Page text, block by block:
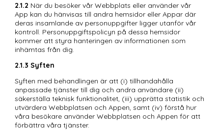
2.1.2
App kan du hänvisas till andra hemsidor eller Appar där
deras insamlande av personuppgifter ligger utanför vår
kontroll. Personuppgiftspolicyn på dessa hemsidor
kommer att styra hanteringen av informationen som
inhämtas från dig.
2.1.3 Syften
Syften med behandlingen är att (i) tillhandahålla
anpassade tjänster till dig och andra användare (ii)
säkerställa teknisk funktionalitet, (iii) upprätta statistik och
utvärdera Webbplatsen och Appen, samt (iv) förstå hur
våra besökare använder Webbplatsen och Appen för att
förbättra våra tjänster.